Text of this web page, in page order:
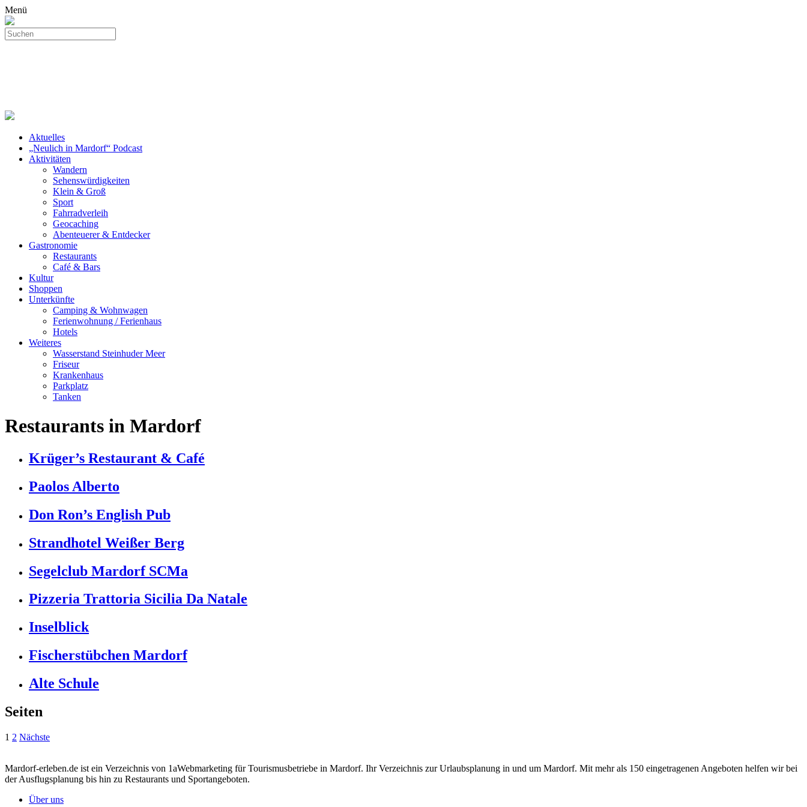
Menü
Aktuelles
„Neulich in Mardorf“ Podcast
Aktivitäten
Wandern
Sehenswürdigkeiten
Klein & Groß
Sport
Fahrradverleih
Geocaching
Abenteuerer & Entdecker
Gastronomie
Restaurants
Café & Bars
Kultur
Shoppen
Unterkünfte
Camping & Wohnwagen
Ferienwohnung / Ferienhaus
Hotels
Weiteres
Wasserstand Steinhuder Meer
Friseur
Krankenhaus
Parkplatz
Tanken
Restaurants in Mardorf
Krüger’s Restaurant & Café
Paolos Alberto
Don Ron’s English Pub
Strandhotel Weißer Berg
Segelclub Mardorf SCMa
Pizzeria Trattoria Sicilia Da Natale
Inselblick
Fischerstübchen Mardorf
Alte Schule
Seiten
1 2 Nächste
Mardorf-erleben.de ist ein Verzeichnis von 1aWebmarketing für Tourismusbetriebe in Mardorf. Ihr Verzeichnis zur Urlaubsplanung in und um Mardorf. Mit mehr als 150 eingetragenen Angeboten helfen wir bei
der Ausflugsplanung bis hin zu Restaurants und Sportangeboten.
Über uns